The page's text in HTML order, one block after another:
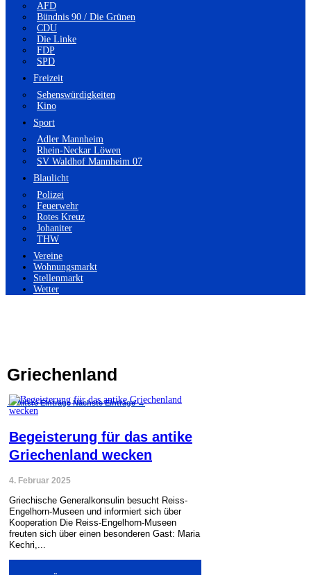
AFD
Bündnis 90 / Die Grünen
CDU
Die Linke
FDP
SPD
Freizeit
Sehenswürdigkeiten
Kino
Sport
Adler Mannheim
Rhein-Neckar Löwen
SV Waldhof Mannheim 07
Blaulicht
Polizei
Feuerwehr
Rotes Kreuz
Johaniter
THW
Vereine
Wohnungsmarkt
Stellenmarkt
Wetter
Griechenland
←Ältere Einträge Nächste Einträge→
Begeisterung für das antike
Griechenland wecken
4. Februar 2025
Griechische Generalkonsulin besucht Reiss-
Engelhorn-Museen und informiert sich über
Kooperation Die Reiss-Engelhorn-Museen
freuten sich über einen besonderen Gast: Maria
Kechri,...